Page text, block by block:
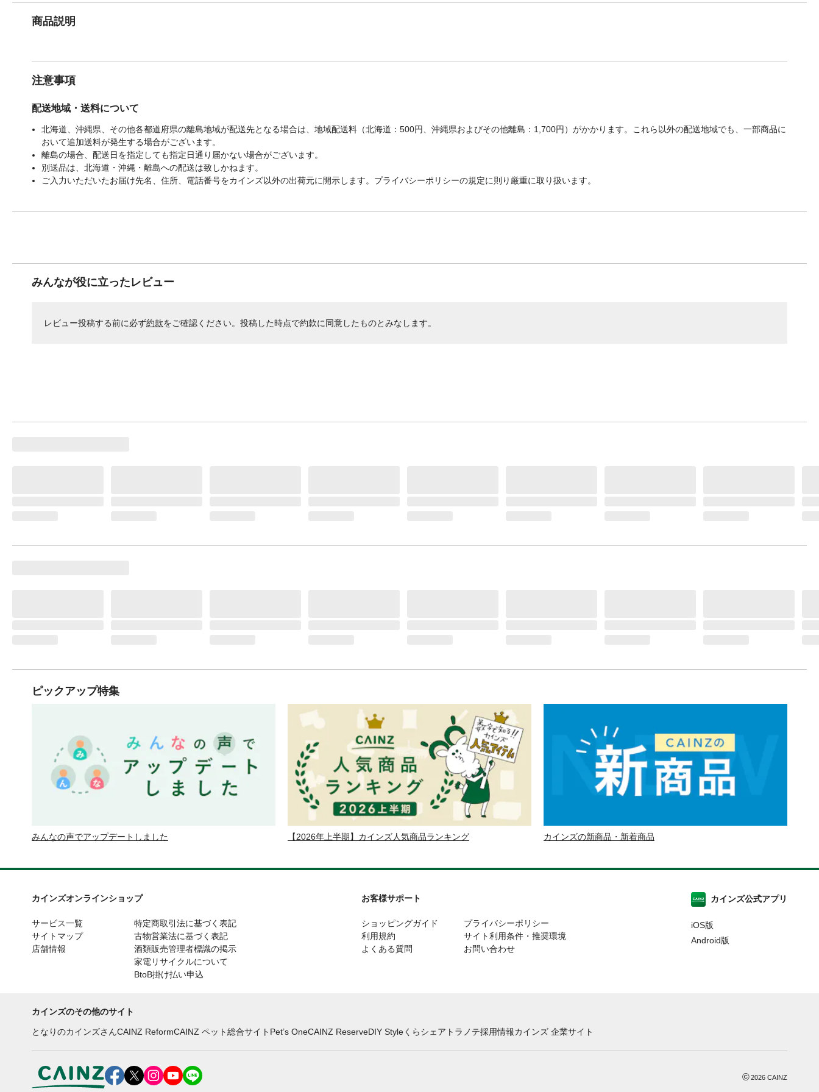
商品説明
注意事項
配送地域・送料について
北海道、沖縄県、その他各都道府県の離島地域が配送先となる場合は、地域配送料（北海道：500円、沖縄県およびその他離島：1,700円）がかかります。これら以外の配送地域でも、一部商品に
おいて追加送料が発生する場合がございます。
離島の場合、配送日を指定しても指定日通り届かない場合がございます。
別送品は、北海道・沖縄・離島への配送は致しかねます。
ご入力いただいたお届け先名、住所、電話番号をカインズ以外の出荷元に開示します。プライバシーポリシーの規定に則り厳重に取り扱います。
みんなが役に立ったレビュー
レビュー投稿する前に必ず約款をご確認ください。投稿した時点で約款に同意したものとみなします。
ピックアップ特集
みんなの声でアップデートしました 【2026年上半期】カインズ人気商品ランキング カインズの新商品・新着商品
カインズオンラインショップ
サービス一覧
サイトマップ
店舗情報
特定商取引法に基づく表記
古物営業法に基づく表記
酒類販売管理者標識の掲示
家電リサイクルについて
BtoB掛け払い申込
お客様サポート
ショッピングガイド
利用規約
よくある質問
プライバシーポリシー
サイト利用条件・推奨環境
お問い合わせ
カインズ公式アプリ
iOS版
Android版
カインズのその他のサイト
となりのカインズさんCAINZ ReformCAINZ ペット総合サイト Pet’s OneCAINZ ReserveDIY Styleくらシェア トラノテ採用情報カインズ 企業サイト
©2026 CAINZ